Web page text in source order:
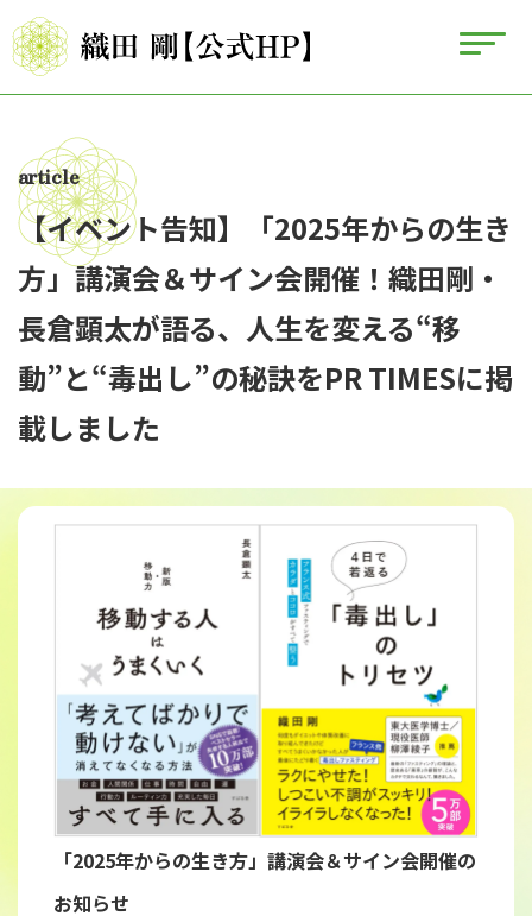
article
【イベント告知】「2025年からの生き
方」講演会＆サイン会開催！織田剛・
長倉顕太が語る、人生を変える“移
動”と“毒出し”の秘訣をPR TIMESに掲
載しました
「2025年からの生き方」講演会＆サイン会開催の
お知らせ